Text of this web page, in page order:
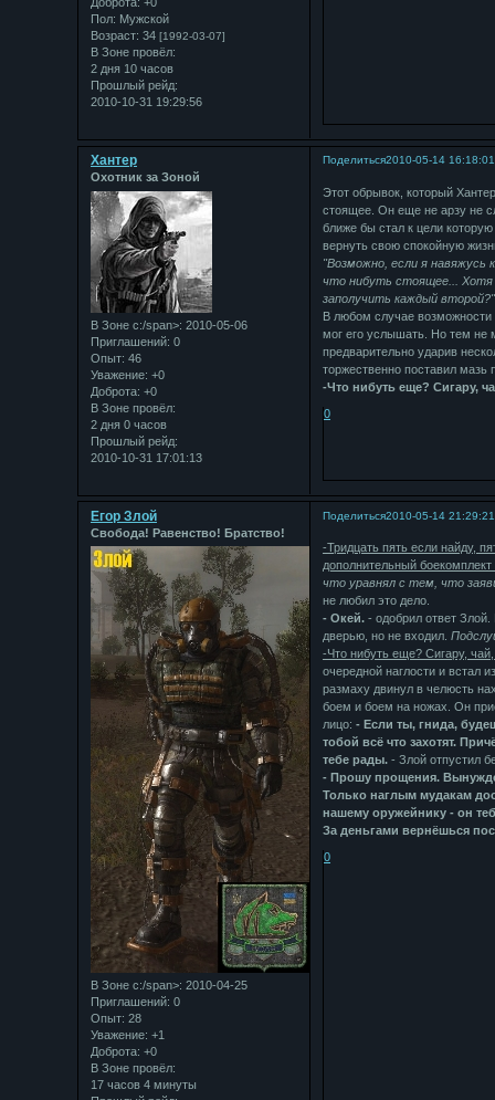
Пол: Мужской
Возраст: 34 [1992-03-07]
В Зоне провёл:
2 дня 10 часов
Прошлый рейд:
2010-10-31 19:29:56
Поделиться2010-05-14 16:18:01
Хантер
Охотник за Зоной
В Зоне с:/span>: 2010-05-06
Приглашений: 0
Опыт: 46
Уважение: +0
Доброта: +0
В Зоне провёл:
2 дня 0 часов
Прошлый рейд:
2010-10-31 17:01:13
Этот обрывок, который
стоящее. Он еще не арзу не
ближе бы стал к цели
вернуть свою спокойную
"Возможно, если я навяжусь
что нибуть стоящее...
заполучить каждый второй?"
В любом случае
мог его услышать. Но тем не
предварительно ударив
торжественно поставил
-Что нибуть еще? Сигару,
0
Поделиться2010-05-14 21:29:21
Егор Злой
Свобода! Равенство! Братство!
В Зоне с:/span>: 2010-04-25
Приглашений: 0
Опыт: 28
Уважение: +1
Доброта: +0
В Зоне провёл:
17 часов 4 минуты
-Тридцать пять если найду,
дополнительный
что уравнял с тем, что
не любил это дело.
- Окей.- одобрил ответ
дверью, но не входил.
-Что нибуть еще? Сигару,
очередной наглости и встал
размаху двинул в челюсть
боем и боем на ножах. Он
лицо:- Если ты, гнида,
тобой всё что захотят.
тебе рады. - Злой отпустил
- Прошу прощения.
Только наглым мудакам
нашему оружейнику - он
За деньгами вернёшься
0